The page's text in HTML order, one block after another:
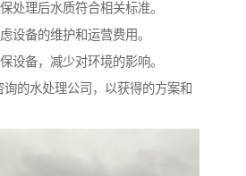
处理后水质符合相关标准。
设备的维护和运营费用。
设备，减少对环境的影响。
的水处理公司，以获得的方案和